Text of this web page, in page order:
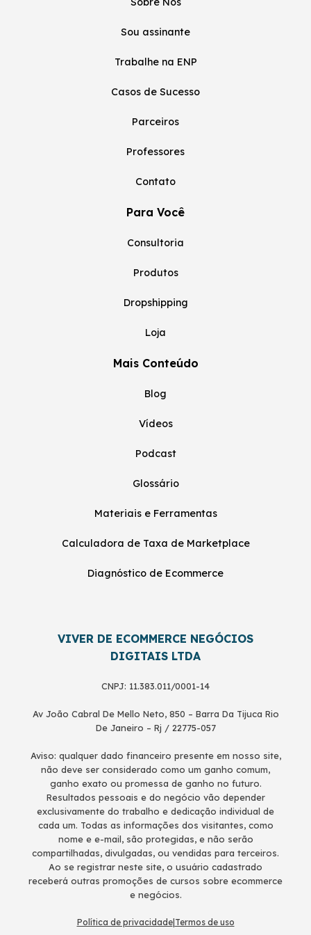
Sou assinante
Trabalhe na ENP
Casos de Sucesso
Parceiros
Professores
Contato
Para Você
Consultoria
Produtos
Dropshipping
Loja
Mais Conteúdo
Blog
Vídeos
Podcast
Glossário
Materiais e Ferramentas
Calculadora de Taxa de Marketplace
Diagnóstico de Ecommerce
VIVER DE ECOMMERCE NEGÓCIOS
DIGITAIS LTDA
CNPJ: 11.383.011/0001-14
Av João Cabral De Mello Neto, 850 – Barra Da Tijuca Rio
De Janeiro – Rj / 22775-057
Aviso: qualquer dado financeiro presente em nosso site,
não deve ser considerado como um ganho comum,
ganho exato ou promessa de ganho no futuro.
Resultados pessoais e do negócio vão depender
exclusivamente do trabalho e dedicação individual de
cada um. Todas as informações dos visitantes, como
nome e e-mail, são protegidas, e não serão
compartilhadas, divulgadas, ou vendidas para terceiros.
Ao se registrar neste site, o usuário cadastrado
receberá outras promoções de cursos sobre ecommerce
e negócios.
Política de privacidade| Termos de uso